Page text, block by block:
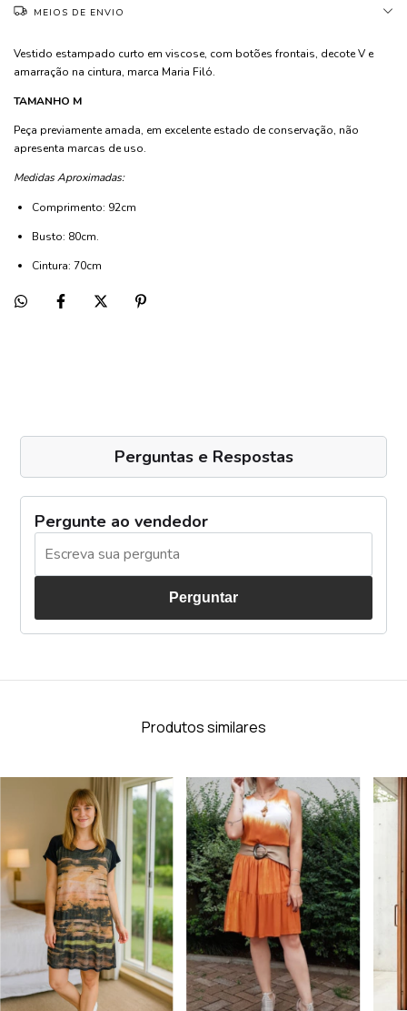
MEIOS DE ENVIO
Vestido estampado curto em viscose, com botões frontais, decote V e
amarração na cintura, marca Maria Filó.
TAMANHO M
Peça previamente amada, em excelente estado de conservação, não
apresenta marcas de uso.
Medidas Aproximadas:
Comprimento: 92cm
Busto: 80cm.
Cintura: 70cm
Perguntas e Respostas
Pergunte ao vendedor
Perguntar
Produtos similares